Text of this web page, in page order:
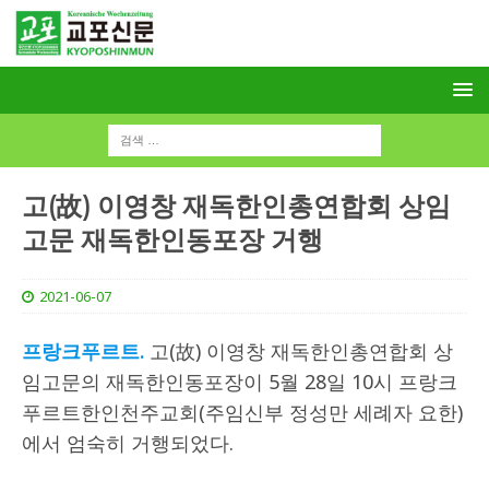
고(故) 이영창 재독한인총연합회 상임
고문 재독한인동포장 거행
2021-06-07
프랑크푸르트. 고(故) 이영창 재독한인총연합회 상
임고문의 재독한인동포장이 5월 28일 10시 프랑크
푸르트한인천주교회(주임신부 정성만 세례자 요한)
에서 엄숙히 거행되었다.